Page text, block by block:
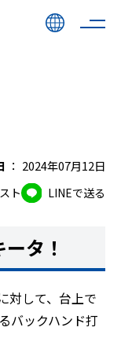
2024年07月12日
ト LINEで送る
タ！
対して、台上で
バックハンド打